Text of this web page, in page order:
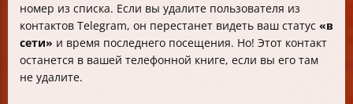
номер из списка. Если вы удалите пользователя из
контактов Telegram, он перестанет видеть ваш статус «в
сети» и время последнего посещения. Но! Этот контакт
останется в вашей телефонной книге, если вы его там
не удалите.